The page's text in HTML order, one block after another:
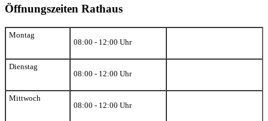
Öffnungszeiten Rathaus
Montag
08:00 - 12:00 Uhr
Dienstag
08:00 - 12:00 Uhr
Mittwoch
08:00 - 12:00 Uhr